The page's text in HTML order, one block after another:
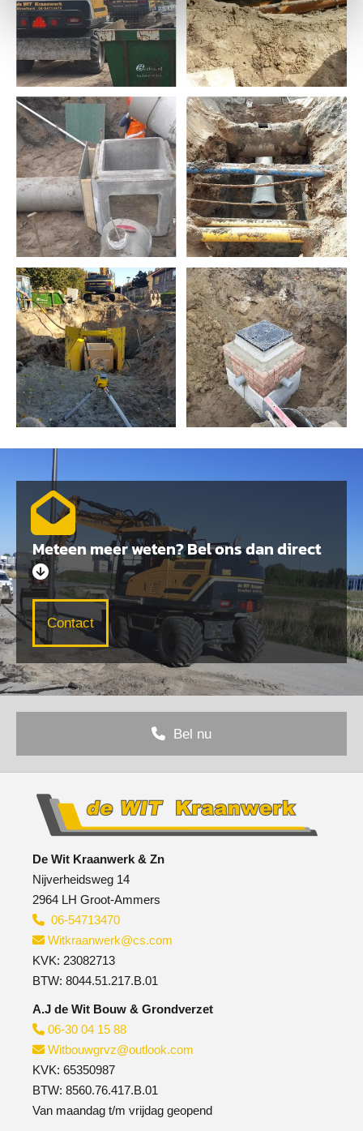
Meteen meer weten? Bel ons dan direct

Contact
Bel nu
De Wit Kraanwerk & Zn
Nijverheidsweg 14
2964 LH Groot-Ammers
 06-54713470
 Witkraanwerk@cs.com
KVK: 23082713
​BTW: 8044.51.217.B.01
A.J de Wit Bouw & Grondverzet
 06-30 04 15 88
 Witbouwgrvz@outlook.com
KVK: 65350987
BTW: 8560.76.417.B.01
Van maandag t/m vrijdag geopend